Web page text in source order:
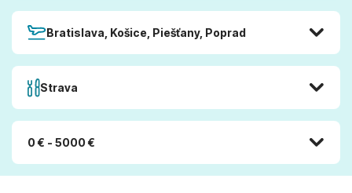
Bratislava, Košice, Piešťany, Poprad
Strava
0 € - 5000 €